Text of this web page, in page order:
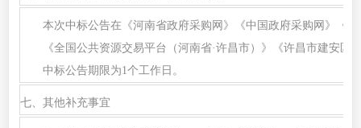
本次中标公告在《河南省政府采购网》《中国政府采购网》《
《全国公共资源交易平台（河南省·许昌市）》《许昌市建安区
中标公告期限为1个工作日。
七、其他补充事宜